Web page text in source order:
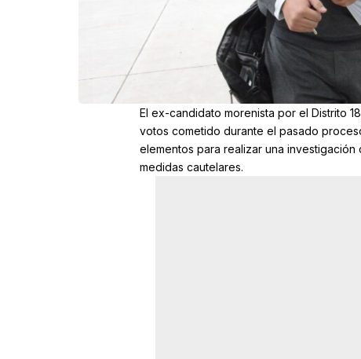
El ex-candidato morenista por el Distrito
votos cometido durante el pasado
elementos para realizar una
medidas cautelares.